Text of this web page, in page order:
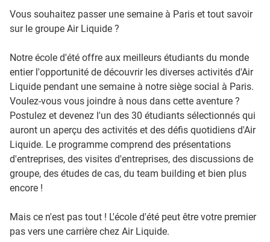
Vous souhaitez passer une semaine à Paris et tout savoir
sur le groupe Air Liquide ?
Notre école d'été offre aux meilleurs étudiants du monde
entier l'opportunité de découvrir les diverses activités d'Air
Liquide pendant une semaine à notre siège social à Paris.
Voulez-vous vous joindre à nous dans cette aventure ?
Postulez et devenez l'un des 30 étudiants sélectionnés qui
auront un aperçu des activités et des défis quotidiens d'Air
Liquide. Le programme comprend des présentations
d'entreprises, des visites d'entreprises, des discussions de
groupe, des études de cas, du team building et bien plus
encore !
Mais ce n'est pas tout ! L'école d'été peut être votre premier
pas vers une carrière chez Air Liquide.